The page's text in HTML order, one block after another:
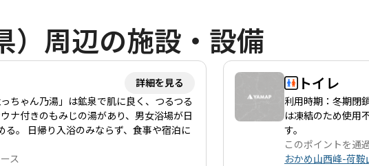
説にちなんだ非公開の神事が行われます。 ＊常陸国ロングトレイルとは 茨城県北部の豊かな自然を舞台にした「常陸国ロングトレイル」
は、いくつもの里山と地域の文化を繋ぐ壮大なロングトレイルです（現在約275㎞
奥久慈の荒々しい岩稜帯からのどかな田園風景、稜線から望む太平洋まで、変化に
く、地域に点在する魅力あふれる地域資源や、古くから続く人々の営みや歴史を
）周辺の施設・設備
詳細を見る
ちゃん乃湯」は鉱泉で肌に良く、つるつる
ナ付きのもみじの湯があり、男女浴場が日
る。 日帰り入浴のみならず、食事や宿泊に
ス
トイレ
利用時期：冬期閉
は凍結のため使用
す。
このポイントを通
おかめ山西峰-荷